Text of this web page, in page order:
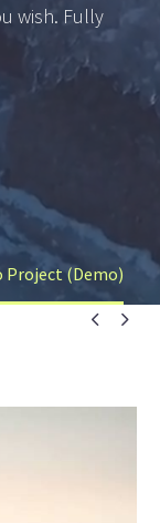
wish. Fully
Project (Demo)
 